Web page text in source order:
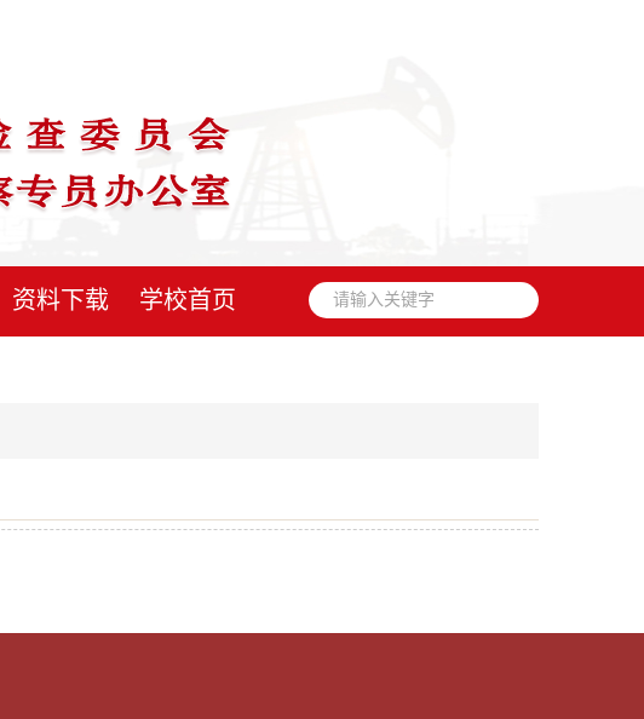
资料下载 学校首页